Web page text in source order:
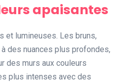
apaisantes
et lumineuses. Les bruns,
des nuances plus profondes,
des murs aux couleurs
plus intenses avec des